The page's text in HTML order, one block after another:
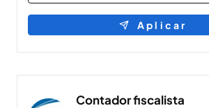
Aplicar
Contador fiscalista